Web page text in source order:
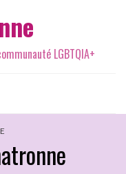
LGBTQIA+